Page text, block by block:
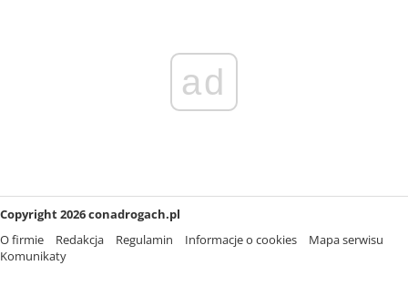
ad
Copyright 2026 conadrogach.pl
O firmie
Redakcja Regulamin Informacje o cookies
Mapa serwisu
Komunikaty